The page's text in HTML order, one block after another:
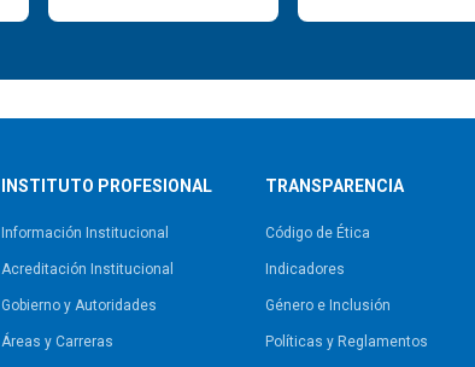
INSTITUTO PROFESIONAL
Información Institucional
Acreditación Institucional
Gobierno y Autoridades​
Áreas y Carreras
TRANSPARENCIA
Código de Ética
Indicadores
Género e Inclusión
Políticas y Reglamentos​